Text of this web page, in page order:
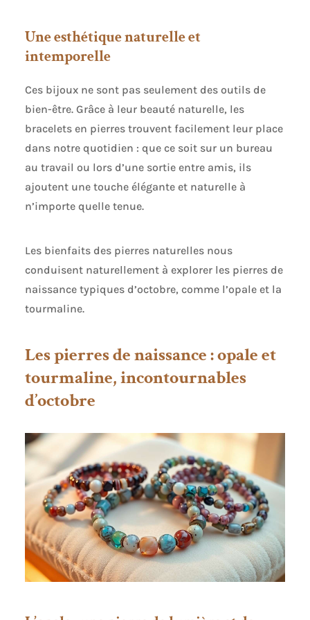
Une esthétique naturelle et
intemporelle
Ces bijoux ne sont pas seulement des outils de
bien-être. Grâce à leur beauté naturelle, les
bracelets en pierres trouvent facilement leur place
dans notre quotidien : que ce soit sur un bureau
au travail ou lors d’une sortie entre amis, ils
ajoutent une touche élégante et naturelle à
n’importe quelle tenue.
Les bienfaits des pierres naturelles nous
conduisent naturellement à explorer les pierres de
naissance typiques d’octobre, comme l’opale et la
tourmaline.
Les pierres de naissance : opale et
tourmaline, incontournables
d’octobre